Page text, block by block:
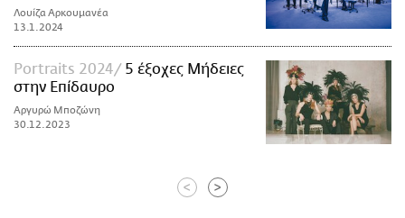
Λουίζα Αρκουμανέα
13.1.2024
Portraits 2024
5 έξοχες Μήδειες
στην Επίδαυρο
Αργυρώ Μποζώνη
30.12.2023
< >